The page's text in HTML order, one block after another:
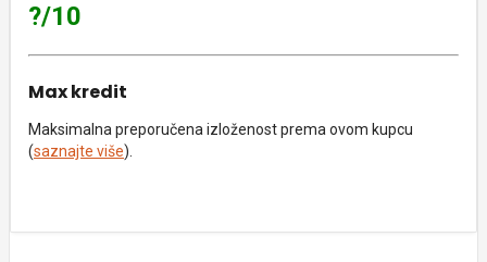
?/10
Max kredit
Maksimalna preporučena izloženost prema ovom kupcu
(saznajte više).